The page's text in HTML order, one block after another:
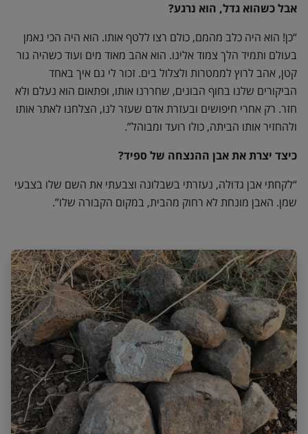
אבל כשהוא גדל, הוא נרגע?
“כן! הוא היה כלב מהמם, כולם רצו ללטף אותו. הוא היה הכי נאמן
בעולם ותמיד הלך צמוד אלינו. הוא אהב מאוד מים ועוד כשהיה גור
קטן, אהב לרוץ לממטרות ולצלול בים. זכור לי גם איך באחד
הביקורים שלנו בחוף הבונים, שחררנו אותו, ופתאום הוא נעלם ולא
חזר. רק אחרי חיפושים ובעזרת אדם שעזר לנו, הצלחנו לאתר אותו
ולהחזיר אותו הביתה, כולו רועד ומבוהל”.
כיצד יצרת את אבן ההנצחה של ספיד?
“לקחתי אבן גדולה, נעזרתי בשבלונה וצבעתי את השם שלו בצבעי
שמן. האבן מונחת לא רחוק מהבית, במקום הקבורה שלו”.